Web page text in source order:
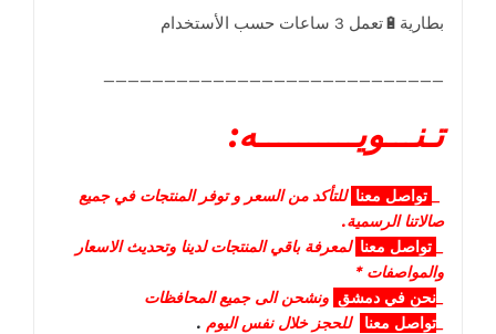
____________________________
تـنـــويــــــــــه:
تواصل معنا للتأكد من السعر و توفر المنتجات في جميع
صالاتنا الرسمية.
تواصل معنا لمعرفة باقي المنتجات لدينا وتحديث الاسعار
والمواصفات *
نحن في دمشق ونشحن الى جميع المحافظات
تواصل معنا للحجز خلال نفس اليوم .